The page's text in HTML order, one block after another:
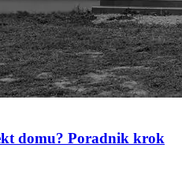
domu? Poradnik krok